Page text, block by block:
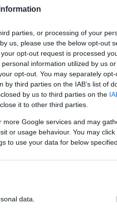
parties, or processing of your
us, please use the below opt-out
opt-out request is processed
information utilized by us
opt-out. You may separately
third parties on the IAB’s list of
by us to third parties on the
it to other third parties.
Google services and may
or usage behaviour. You may
to use your data for below
data.
a pörgős buliban
Vague, hol az
mint elmondták
játszani. És nagy
ahogy végzett
is ment a T-Mobile
a
is elégedettek a
kötött a város
bevétele
a
és a Balaton
fesztivál
12:56
a